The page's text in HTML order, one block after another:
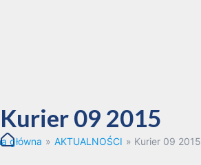
Kurier 09 2015
główna » AKTUALNOŚCI » Kurier 09 2015